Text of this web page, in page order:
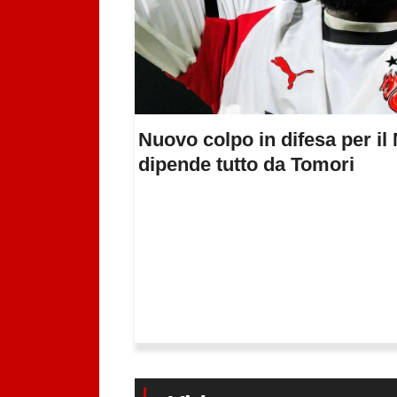
Nuovo colpo in difesa per il
dipende tutto da Tomori